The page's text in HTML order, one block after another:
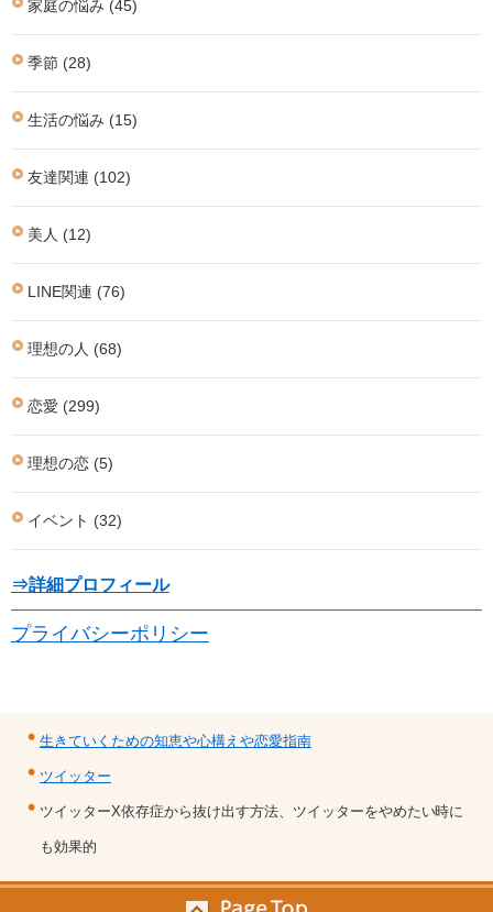
家庭の悩み (45)
季節 (28)
生活の悩み (15)
友達関連 (102)
美人 (12)
LINE関連 (76)
理想の人 (68)
恋愛 (299)
理想の恋 (5)
イベント (32)
⇒詳細プロフィール
プライバシーポリシー
生きていくための知恵や心構えや恋愛指南
ツイッター
ツイッターX依存症から抜け出す方法、ツイッターをやめたい時に
も効果的